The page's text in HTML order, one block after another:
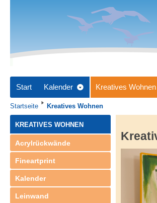
Start Kalender Kreatives Wohnen
Startseite Kreatives Wohnen
KREATIVES WOHNEN
Acrylrückwände
Fineartprint
Kalender
Leinwand